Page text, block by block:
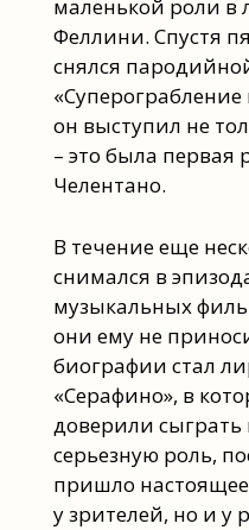
маленькой роли в
Феллини. Спустя
снялся
он выступил не
– это была первая
Челентано.
В течение еще
снимался в
музыкальных
они ему не
биографии стал
«Серафино», в
доверили
серьезную роль,
пришло
у зрителей, но и у